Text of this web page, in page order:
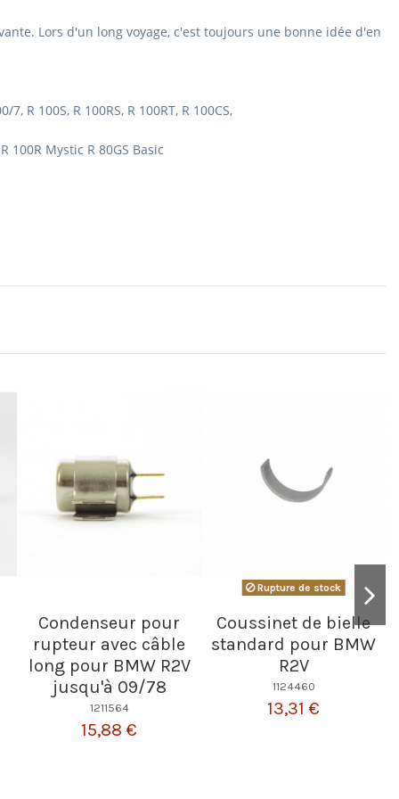
Lors d'un long voyage, c'est toujours une bonne idée d'en
R 100S, R 100RS, R 100RT, R 100CS,
100R Mystic R 80GS Basic
Condenseur pour
rupteur avec câble
long pour BMW R2V
jusqu'à 09/78
1211564
15,88 €
Rupture de stock
Coussinet de bielle
standard pour BMW
R2V
1124460
13,31 €